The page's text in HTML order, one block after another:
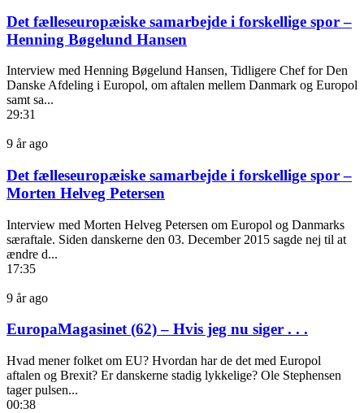
Det fælleseuropæiske samarbejde i forskellige spor –
Henning Bøgelund Hansen
Interview med Henning Bøgelund Hansen, Tidligere Chef for Den
Danske Afdeling i Europol, om aftalen mellem Danmark og Europol
samt sa...
29:31
9 år ago
Det fælleseuropæiske samarbejde i forskellige spor –
Morten Helveg Petersen
Interview med Morten Helveg Petersen om Europol og Danmarks
særaftale. Siden danskerne den 03. December 2015 sagde nej til at
ændre d...
17:35
9 år ago
EuropaMagasinet (62) – Hvis jeg nu siger . . .
Hvad mener folket om EU? Hvordan har de det med Europol
aftalen og Brexit? Er danskerne stadig lykkelige? Ole Stephensen
tager pulsen...
00:38